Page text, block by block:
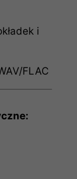
i
FLAC